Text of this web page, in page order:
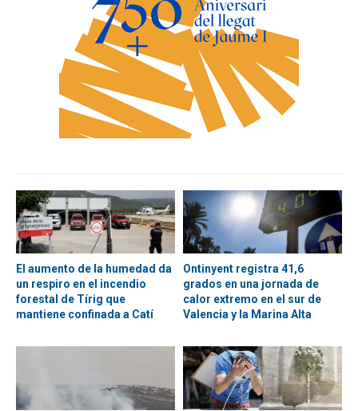
El aumento de la humedad da
un respiro en el incendio
forestal de Tírig que
mantiene confinada a Catí
Ontinyent registra 41,6
grados en una jornada de
calor extremo en el sur de
Valencia y la Marina Alta